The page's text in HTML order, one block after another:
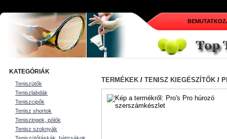
KATEGÓRIÁK
Teniszütők
Teniszlabdák
Teniszcipők
Tenisz shortok
Teniszingek, pólók
Tenisz szoknyák
TERMÉKEK / TENISZ KIEGÉSZÍTŐK /